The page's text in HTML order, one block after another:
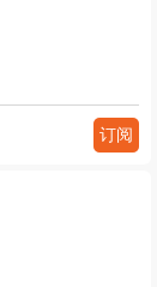
订阅